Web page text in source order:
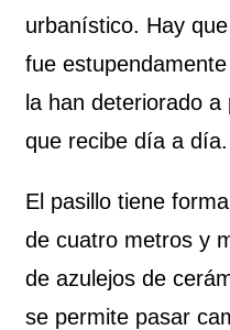
urbanístico. Hay
fue
la han deteriorado
que recibe día a día.
El pasillo tiene
de cuatro metros y
de azulejos de
se permite pasar